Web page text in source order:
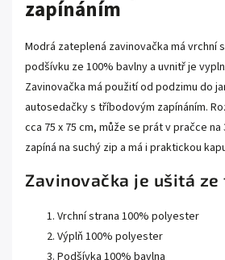
zapínáním
Modrá zateplená zavinovačka má vrchní
podšívku ze 100% bavlny a uvnitř je
Zavinovačka má použití od podzimu do
autosedačky s tříbodovým zapínáním.
cca 75 x 75 cm, může se prát v pračce na
zapíná na suchý zip a má i praktickou
Zavinovačka je ušitá
Vrchní strana 100% polyester
Výplň 100% polyester
Podšívka 100% bavlna